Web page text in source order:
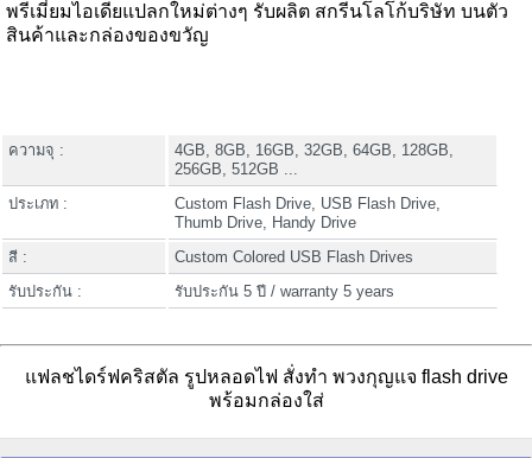
พรีเมี่ยมไอเดียแปลกใหม่ต่างๆ รับผลิต สกรีนโลโก้บริษัท บนตัว
สินค้าและกล่องของขวัญ
ความจุ :
4GB, 8GB, 16GB, 32GB, 64GB, 128GB,
256GB, 512GB ...
ประเภท :
Custom Flash Drive, USB Flash Drive,
Thumb Drive, Handy Drive
สี :
Custom Colored USB Flash Drives
รับประกัน :
รับประกัน 5 ปี / warranty 5 years
แฟลชไดร์ฟคริสตัล รูปหลอดไฟ สั่งทำ พวงกุญแจ flash drive
พร้อมกล่องใส่